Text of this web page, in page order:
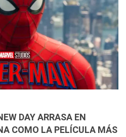
DAY ARRASA EN
COMO LA PELÍCULA MÁS